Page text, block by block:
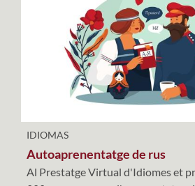
IDIOMAS
Autoaprenentatge de rus
Al Prestatge Virtual d'Idiomes et